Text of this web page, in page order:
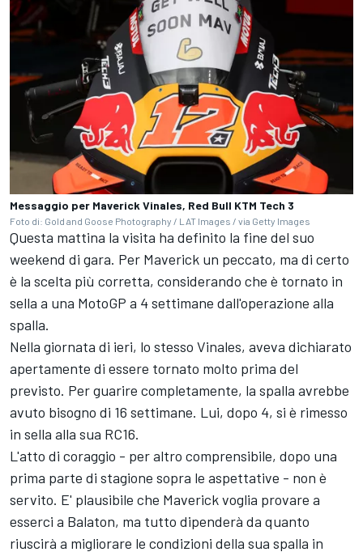
Messaggio per Maverick Vinales, Red Bull KTM Tech 3
Foto di: Gold and Goose Photography / LAT Images / via Getty Images
Questa mattina la visita ha definito la fine del suo
weekend di gara. Per Maverick un peccato, ma di certo
è la scelta più corretta, considerando che è tornato in
sella a una MotoGP a 4 settimane dall'operazione alla
spalla.
Nella giornata di ieri, lo stesso Vinales, aveva dichiarato
apertamente di essere tornato molto prima del
previsto. Per guarire completamente, la spalla avrebbe
avuto bisogno di 16 settimane. Lui, dopo 4, si è rimesso
in sella alla sua RC16.
L'atto di coraggio - per altro comprensibile, dopo una
prima parte di stagione sopra le aspettative - non è
servito. E' plausibile che Maverick voglia provare a
esserci a Balaton, ma tutto dipenderà da quanto
riuscirà a migliorare le condizioni della sua spalla in